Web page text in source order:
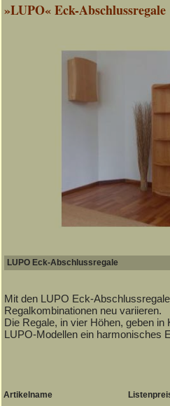
»LUPO« Eck-Abschlussregale
LUPO Eck-Abschlussregale
Mit den LUPO Eck-
Regalkombinationen neu variieren.
Die Regale, in vier Höhen, geben in
LUPO-Modellen ein harmonisches
Artikelname